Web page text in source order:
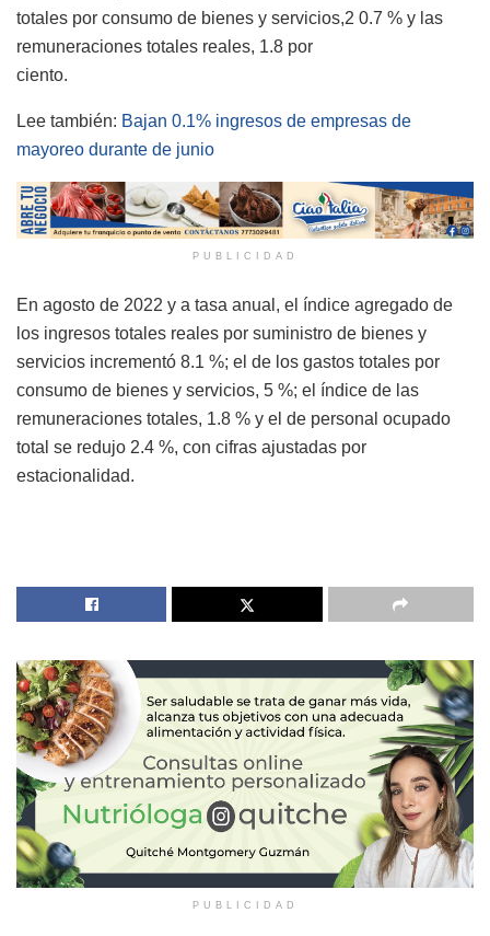
totales por consumo de bienes y servicios,2 0.7 % y las
remuneraciones totales reales, 1.8 por
ciento.
Lee también: Bajan 0.1% ingresos de empresas de
mayoreo durante de junio
PUBLICIDAD
En agosto de 2022 y a tasa anual, el índice agregado de
los ingresos totales reales por suministro de bienes y
servicios incrementó 8.1 %; el de los gastos totales por
consumo de bienes y servicios, 5 %; el índice de las
remuneraciones totales, 1.8 % y el de personal ocupado
total se redujo 2.4 %, con cifras ajustadas por
estacionalidad.
PUBLICIDAD